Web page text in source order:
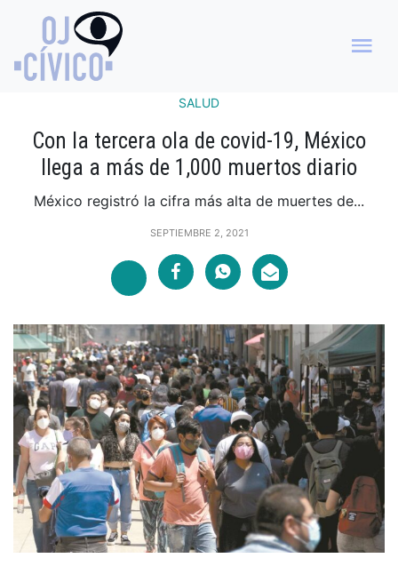
SALUD
Con la tercera ola de covid-19, México
llega a más de 1,000 muertos diario
México registró la cifra más alta de muertes de...
SEPTIEMBRE 2, 2021